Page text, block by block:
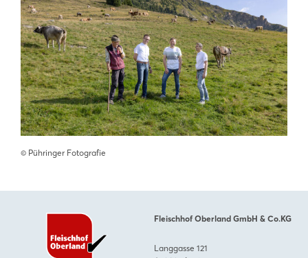
©️ Pühringer Fotografie
Fleischhof Oberland GmbH & Co.KG
Langgasse 121